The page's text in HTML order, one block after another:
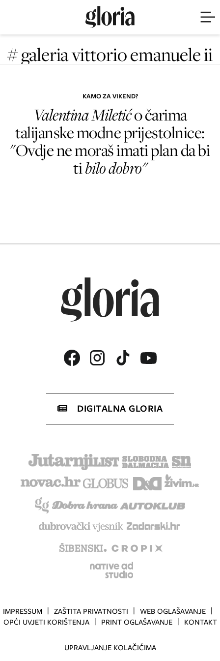
# galeria vittorio emanuele ii
KAMO ZA VIKEND?
Valentina Miletićo čarima
talijanske modne prijestolnice:
"Ovdje ne moraš imati plan da bi
tibilo dobro"
DIGITALNA GLORIA
IMPRESSUM ZAŠTITA PRIVATNOSTI
WEB OGLAŠAVANJE
OPĆI UVJETI KORIŠTENJA
PRINT OGLAŠAVANJE KONTAKT
UPRAVLJANJE KOLAČIĆIMA